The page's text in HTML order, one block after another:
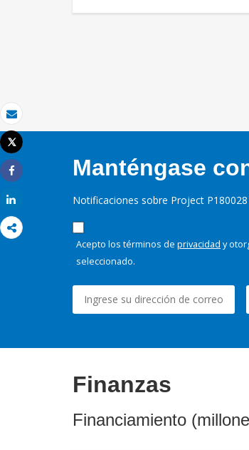
Correo electrónico
Imprimir
Tweet
Share
Manténgase
Notificaciones sobre Project P180028
Acepto los términos de privacidad y
seleccionado.
Finanzas
Financiamiento